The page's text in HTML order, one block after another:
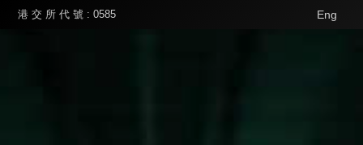
港 交 所 代 號 : 0585 Eng